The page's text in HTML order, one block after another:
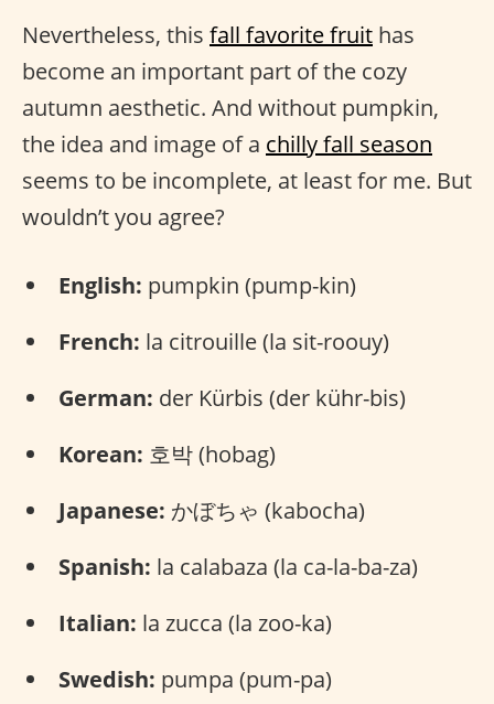
Nevertheless, this fall favorite fruit has
become an important part of the cozy
autumn aesthetic. And without pumpkin,
the idea and image of a chilly fall season
seems to be incomplete, at least for me. But
wouldn’t you agree?
English: pumpkin (pump-kin)
French: la citrouille (la sit-roouy)
German: der Kürbis (der kühr-bis)
Korean: 호박 (hobag)
Japanese: かぼちゃ (kabocha)
Spanish: la calabaza (la ca-la-ba-za)
Italian: la zucca (la zoo-ka)
Swedish: pumpa (pum-pa)